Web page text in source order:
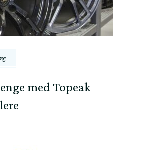
med Topeak